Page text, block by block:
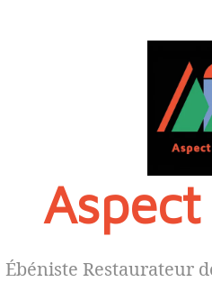
Ébéniste Restaurateur